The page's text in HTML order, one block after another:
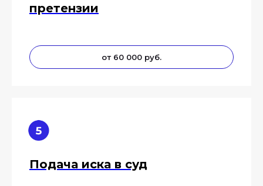
претензии
от 60 000 руб.
Подача иска в суд
География
оказания услуг